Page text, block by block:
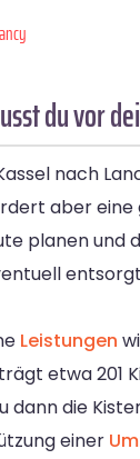
du vor
nach
aber eine
planen
Leistungen
etwa 201
dann die
einer